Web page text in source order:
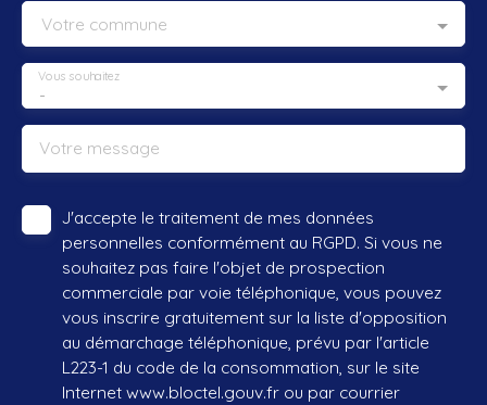
Votre commune
-
Vous souhaitez
Votre message
J'accepte le traitement de mes données
personnelles conformément au RGPD. Si vous ne
souhaitez pas faire l'objet de prospection
commerciale par voie téléphonique, vous pouvez
vous inscrire gratuitement sur la liste d'opposition
au démarchage téléphonique, prévu par l'article
L223-1 du code de la consommation, sur le site
Internet www.bloctel.gouv.fr ou par courrier